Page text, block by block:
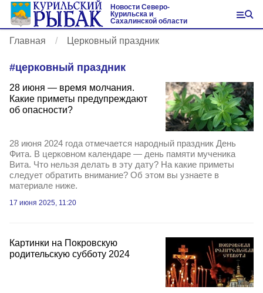
Новости Северо-
Курильска и
Сахалинской области
Главная Церковный праздник
#церковный праздник
28 июня — время молчания.
Какие приметы предупреждают
об опасности?
28 июня 2024 года отмечается народный праздник День
Фита. В церковном календаре — день памяти мученика
Вита. Что нельзя делать в эту дату? На какие приметы
следует обратить внимание? Об этом вы узнаете в
материале ниже.
17 июня 2025, 11:20
Картинки на Покровскую
родительскую субботу 2024